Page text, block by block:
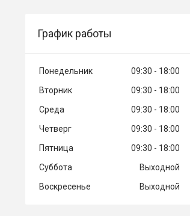
График работы
Понедельник 09:30
18:00
Вторник
09:30
18:00
Среда
09:30
18:00
Четверг
09:30
18:00
Пятница
09:30
18:00
Суббота
Выходной
Воскресенье
Выходной